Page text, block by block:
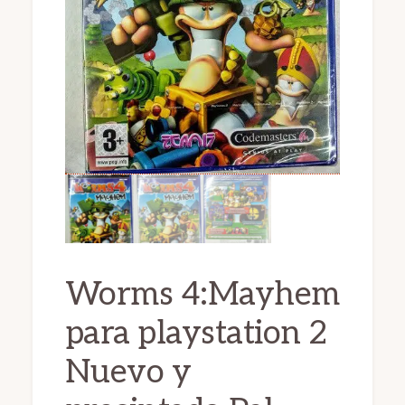
Worms 4:Mayhem
para playstation 2
Nuevo y